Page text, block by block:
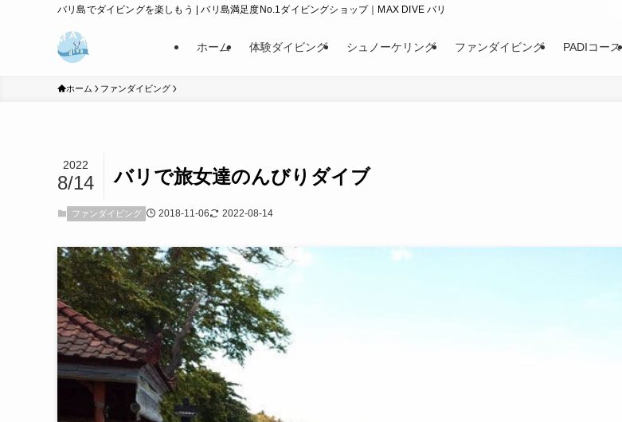
バリ島でダイビングを楽しもう | バリ島満足度No.1ダイビングショップ｜MAX DIVE バリ
ホーム 体験ダイビング シュノーケリング ファンダイビング PADIコース
ホーム ファンダイビング
バリで旅女達のんびりダイブ
2022
8/14
ファンダイビング 2018-11-06 2022-08-14